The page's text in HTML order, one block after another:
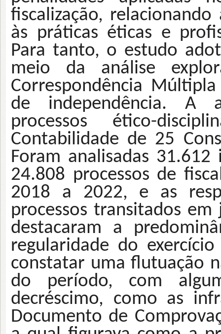
fiscalização, relacionando
às práticas éticas e
Para tanto, o estudo
meio da análise
Correspondência
de independência. A
processos ético-
Contabilidade de 25
Foram analisadas 31.612
24.808 processos de
2018 a 2022, e as
processos transitados
destacaram a
regularidade do
constatar uma flutuação
do período, com
decréscimo, como as
Documento de